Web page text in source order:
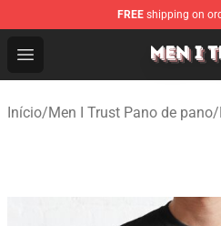
FREE shipping on
Open menu
Men I Trust Shop - Official
Início/Men I Trust Pano de pano/